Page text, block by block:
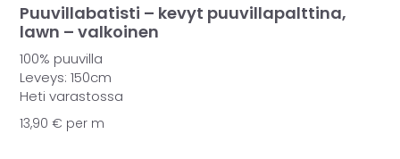
Puuvillabatisti – kevyt puuvillapalttina,
lawn – valkoinen
100% puuvilla
Leveys: 150cm
Heti varastossa
13,90€ per m